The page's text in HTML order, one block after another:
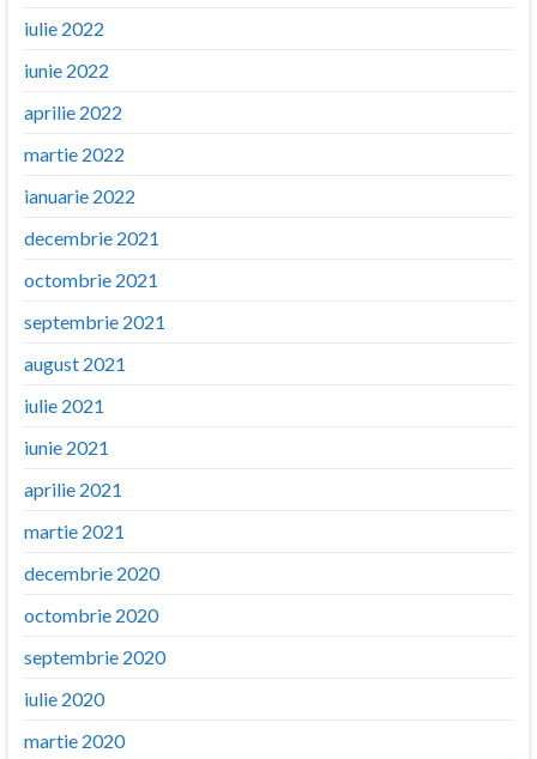
iulie 2022
iunie 2022
aprilie 2022
martie 2022
ianuarie 2022
decembrie 2021
octombrie 2021
septembrie 2021
august 2021
iulie 2021
iunie 2021
aprilie 2021
martie 2021
decembrie 2020
octombrie 2020
septembrie 2020
iulie 2020
martie 2020